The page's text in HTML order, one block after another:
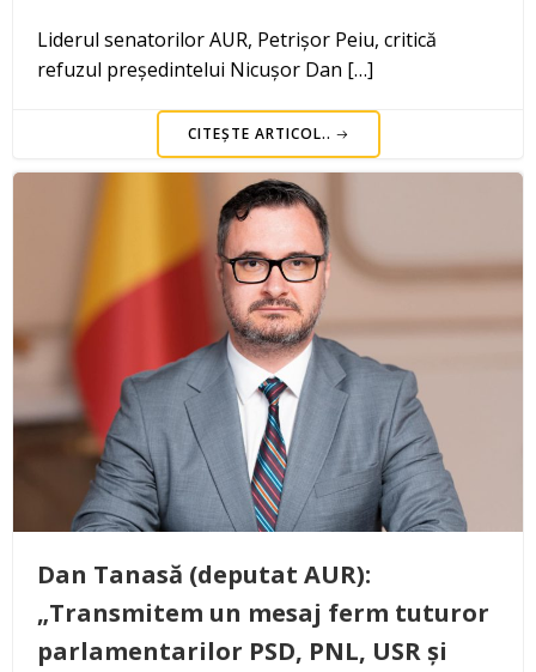
Liderul senatorilor AUR, Petrișor Peiu, critică
refuzul președintelui Nicușor Dan […]
CITEȘTE ARTICOL..
Dan Tanasă (deputat AUR):
„Transmitem un mesaj ferm tuturor
parlamentarilor PSD, PNL, USR și